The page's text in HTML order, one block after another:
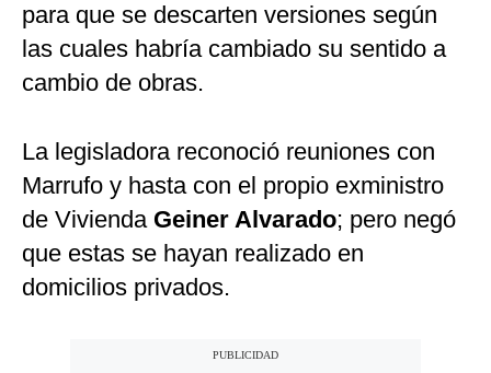
para que se descarten versiones según
las cuales habría cambiado su sentido a
cambio de obras.
La legisladora reconoció reuniones con
Marrufo y hasta con el propio exministro
de Vivienda Geiner Alvarado; pero negó
que estas se hayan realizado en
domicilios privados.